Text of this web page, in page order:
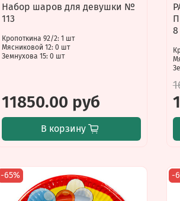
Набор шаров для девушки №
113
Кропоткина 92/2: 1 шт
Мясниковой 12: 0 шт
Земнухова 15: 0 шт
11850.00 руб
В корзину
-65% -